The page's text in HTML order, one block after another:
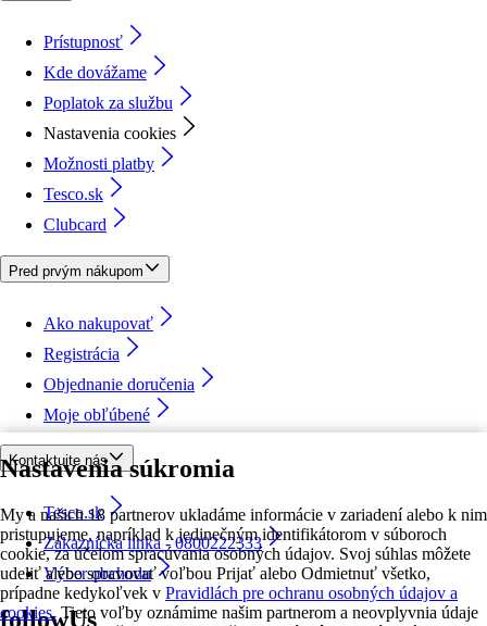
Nastavenia súkromia
My a našich 18 partnerov ukladáme informácie v zariadení alebo k nim
pristupujeme, napríklad k jedinečným identifikátorom v súboroch
cookie, za účelom spracúvania osobných údajov. Svoj súhlas môžete
udeliť alebo spravovať voľbou Prijať alebo Odmietnuť všetko,
prípadne kedykoľvek v Pravidlách pre ochranu osobných údajov a
cookies. Tieto voľby oznámime našim partnerom a neovplyvnia údaje
Prístupnosť
Kde dovážame
Poplatok za službu
Nastavenia cookies
Možnosti platby
Tesco.sk
Clubcard
Pred prvým nákupom
Ako nakupovať
Registrácia
Objednanie doručenia
Moje obľúbené
Kontaktujte nás
Tesco.sk
Zákaznícka linka - 0800222333
Výber obchodu
followUs